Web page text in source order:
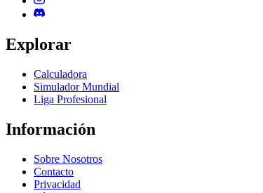
Explorar
Calculadora
Simulador Mundial
Liga Profesional
Información
Sobre Nosotros
Contacto
Privacidad